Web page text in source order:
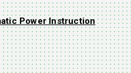
Power Instruction